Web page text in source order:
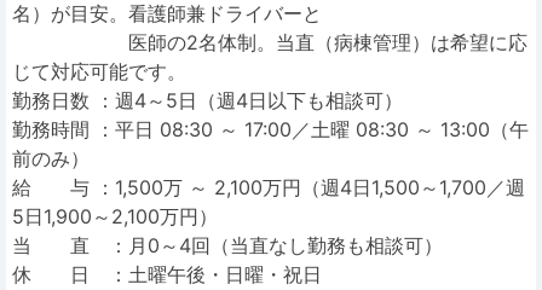
名）が目安。看護師兼ドライバーと
医師の2名体制。当直（病棟管理）は希望に応
じて対応可能です。
勤務日数 ：週4～5日（週4日以下も相談可）
勤務時間 ：平日 08:30 ～ 17:00／土曜 08:30 ～ 13:00（午
前のみ）
給 与 ：1,500万 ～ 2,100万円（週4日1,500～1,700／週
5日1,900～2,100万円）
当 直 ：月0～4回（当直なし勤務も相談可）
休 日 ：土曜午後・日曜・祝日